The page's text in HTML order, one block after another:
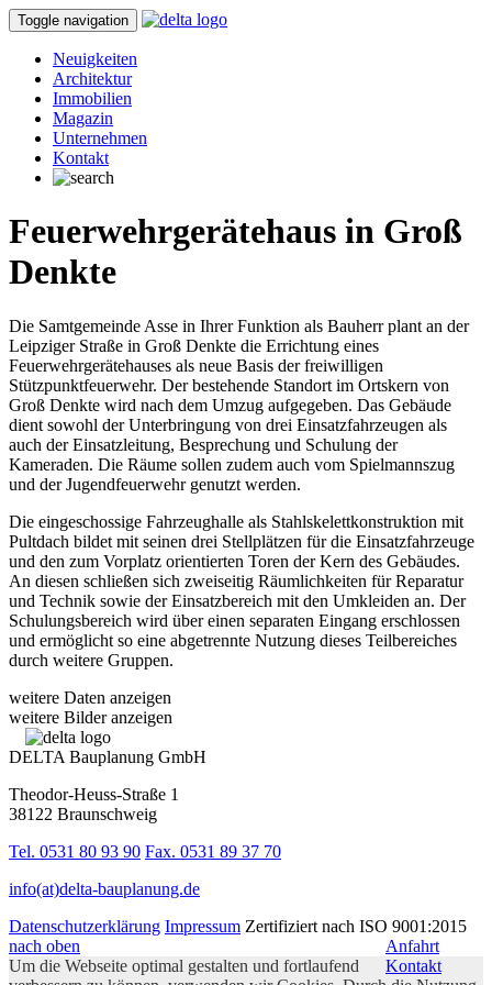
Toggle navigation
Neuigkeiten
Architektur
Immobilien
Magazin
Unternehmen
Kontakt
Feuerwehrgerätehaus in Groß
Denkte
Die Samtgemeinde Asse in Ihrer Funktion als Bauherr plant an der
Leipziger Straße in Groß Denkte die Errichtung eines
Feuerwehrgerätehauses als neue Basis der freiwilligen
Stützpunktfeuerwehr. Der bestehende Standort im Ortskern von
Groß Denkte wird nach dem Umzug aufgegeben. Das Gebäude
dient sowohl der Unterbringung von drei Einsatzfahrzeugen als
auch der Einsatzleitung, Besprechung und Schulung der
Kameraden. Die Räume sollen zudem auch vom Spielmannszug
und der Jugendfeuerwehr genutzt werden.
Die eingeschossige Fahrzeughalle als Stahlskelettkonstruktion mit
Pultdach bildet mit seinen drei Stellplätzen für die Einsatzfahrzeuge
und den zum Vorplatz orientierten Toren der Kern des Gebäudes.
An diesen schließen sich zweiseitig Räumlichkeiten für Reparatur
und Technik sowie der Einsatzbereich mit den Umkleiden an. Der
Schulungsbereich wird über einen separaten Eingang erschlossen
und ermöglicht so eine abgetrennte Nutzung dieses Teilbereiches
durch weitere Gruppen.
weitere Daten anzeigen
weitere Bilder anzeigen
DELTA Bauplanung GmbH
Theodor-Heuss-Straße 1
38122 Braunschweig
Tel. 0531 80 93 90 Fax. 0531 89 37 70
info(at)delta-bauplanung.de
Datenschutzerklärung Impressum Zertifiziert nach ISO 9001:2015
Anfahrt
Kontakt
nach oben
Um die Webseite optimal gestalten und fortlaufend